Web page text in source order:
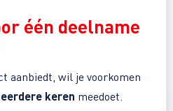
één deelname
aanbiedt, wil je voorkomen
keren meedoet.